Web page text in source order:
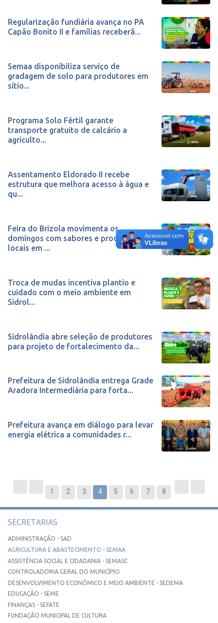
Regularização fundiária avança no PA
Capão Bonito II e famílias receberã...
Semaa disponibiliza serviço de
gradagem de solo para produtores em
sítio...
Programa Solo Fértil garante
transporte gratuito de calcário a
agriculto...
Assentamento Eldorado II recebe
estrutura que melhora acesso à água e
qu...
Feira do Brizola movimenta os
domingos com sabores e produtos
locais em ...
Troca de mudas incentiva plantio e
cuidado com o meio ambiente em
Sidrol...
Sidrolândia abre seleção de produtores
para projeto de fortalecimento da...
Prefeitura de Sidrolândia entrega Grade
Aradora Intermediária para forta...
Prefeitura avança em diálogo para levar
energia elétrica a comunidades r...
1 2 3 4 5 6 7 8
SECRETARIAS
ADMINISTRAÇÃO - SAD
AGRICULTURA E ABASTECIMENTO - SEMAA
ASSISTÊNCIA SOCIAL E CIDADANIA - SEMASC
CONTROLADORIA GERAL DO MUNICÍPIO
DESENVOLVIMENTO ECONÔMICO E MEIO AMBIENTE - SEDEMA
EDUCAÇÃO - SEME
FINANÇAS - SEFATE
FUNDAÇÃO MUNICIPAL DE CULTURA